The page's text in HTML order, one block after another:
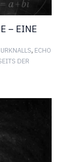
– EINE
, ECHO
DER